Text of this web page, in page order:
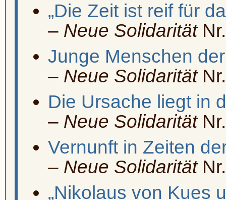
„Die Zeit ist reif für
– Neue Solidarität
Junge Menschen
– Neue Solidarität
Die Ursache liegt in
– Neue Solidarität
Vernunft in Zeiten
– Neue Solidarität
„Nikolaus von Kues